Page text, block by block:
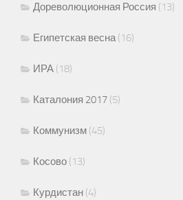
Дореволюционная Россия (13)
Египетская весна(16)
ИРА (18)
Каталония 2017 (5)
Коммунизм (45)
Косово (13)
Курдистан (4)